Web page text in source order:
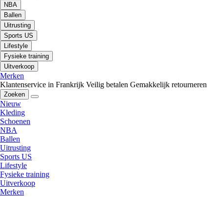
NBA
Ballen
Uitrusting
Sports US
Lifestyle
Fysieke training
Uitverkoop
Merken
Klantenservice in Frankrijk Veilig betalen Gemakkelijk retourneren
Zoeken
Nieuw
Kleding
Schoenen
NBA
Ballen
Uitrusting
Sports US
Lifestyle
Fysieke training
Uitverkoop
Merken